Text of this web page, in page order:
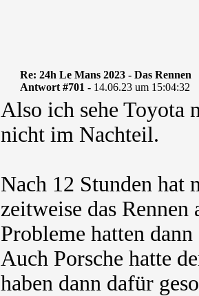
Re: 24h Le Mans 2023 - Das Rennen
Antwort #701 - 14.06.23 um 15:04:32
Also ich sehe Toyota
nicht im Nachteil.
Nach 12 Stunden hat
zeitweise das Rennen
Probleme hatten
Auch Porsche hatte
haben dann dafür